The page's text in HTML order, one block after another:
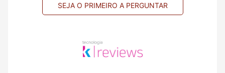
SEJA O PRIMEIRO A PERGUNTAR